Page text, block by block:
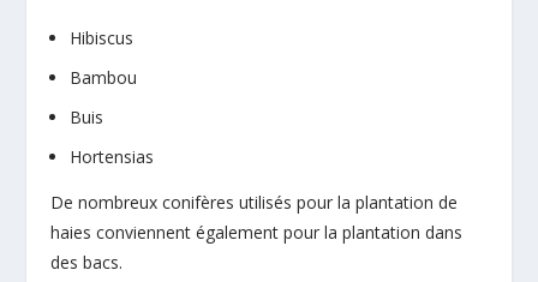
Hibiscus
Bambou
Buis
Hortensias
De nombreux conifères utilisés pour la plantation de
haies conviennent également pour la plantation dans
des bacs.